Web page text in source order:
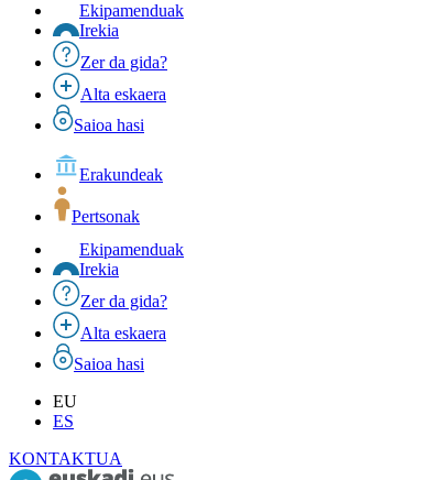
Ekipamenduak
Irekia
Zer da gida?
Alta eskaera
Saioa hasi
Erakundeak
Pertsonak
Ekipamenduak
Irekia
Zer da gida?
Alta eskaera
Saioa hasi
EU
ES
KONTAKTUA